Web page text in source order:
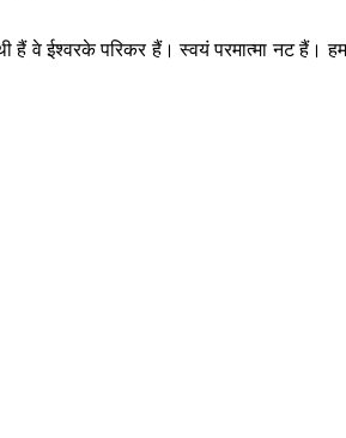
वे ईश्वरके परिकर हैं। स्वयं परमात्मा नट हैं।